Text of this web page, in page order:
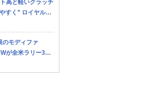
高と軽いクラッチ
すく” ロイヤルエ
「ゴアン・クラ
化したふたつの
のモディファ
が全米ラリー3位
デルの真価